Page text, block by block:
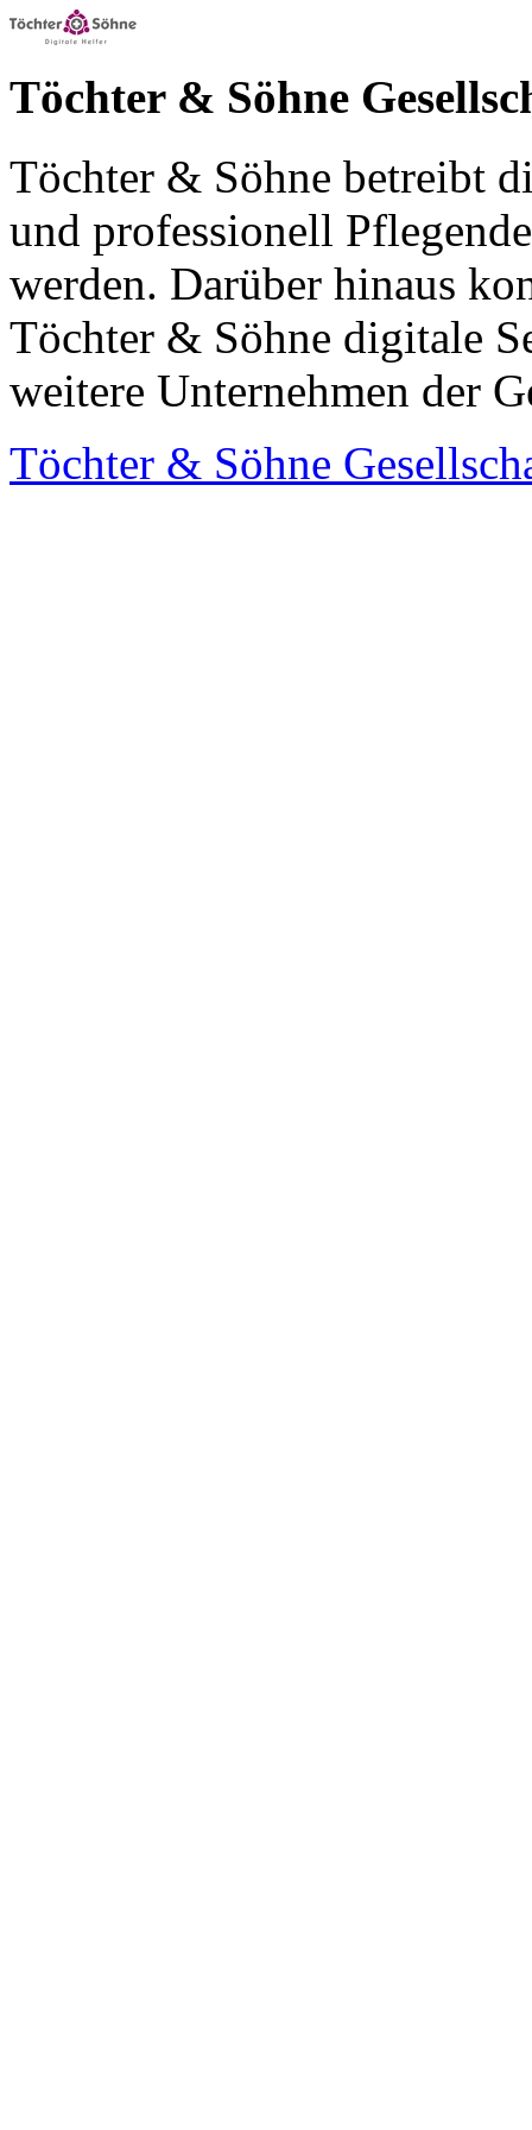
Töchter & Söhne
Töchter & Söhne betreibt
und professionell
werden. Darüber hinaus
Töchter & Söhne digitale
weitere Unternehmen der
Töchter & Söhne